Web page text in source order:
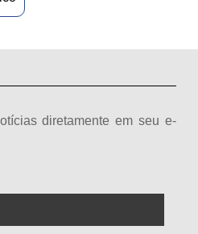
diretamente em seu e-